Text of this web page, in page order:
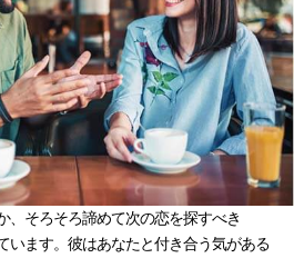
、そろそろ諦めて次の恋を探すべき
ます。彼はあなたと付き合う気がある